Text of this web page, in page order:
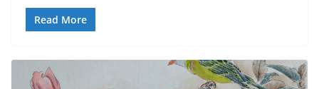
Read More